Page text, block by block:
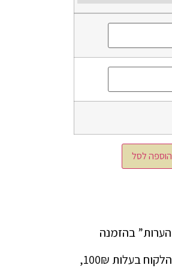
הוספה לסל
ניתן להזמין שירות מדידות וייעוץ עד בית הלקוח בעלות 100₪,